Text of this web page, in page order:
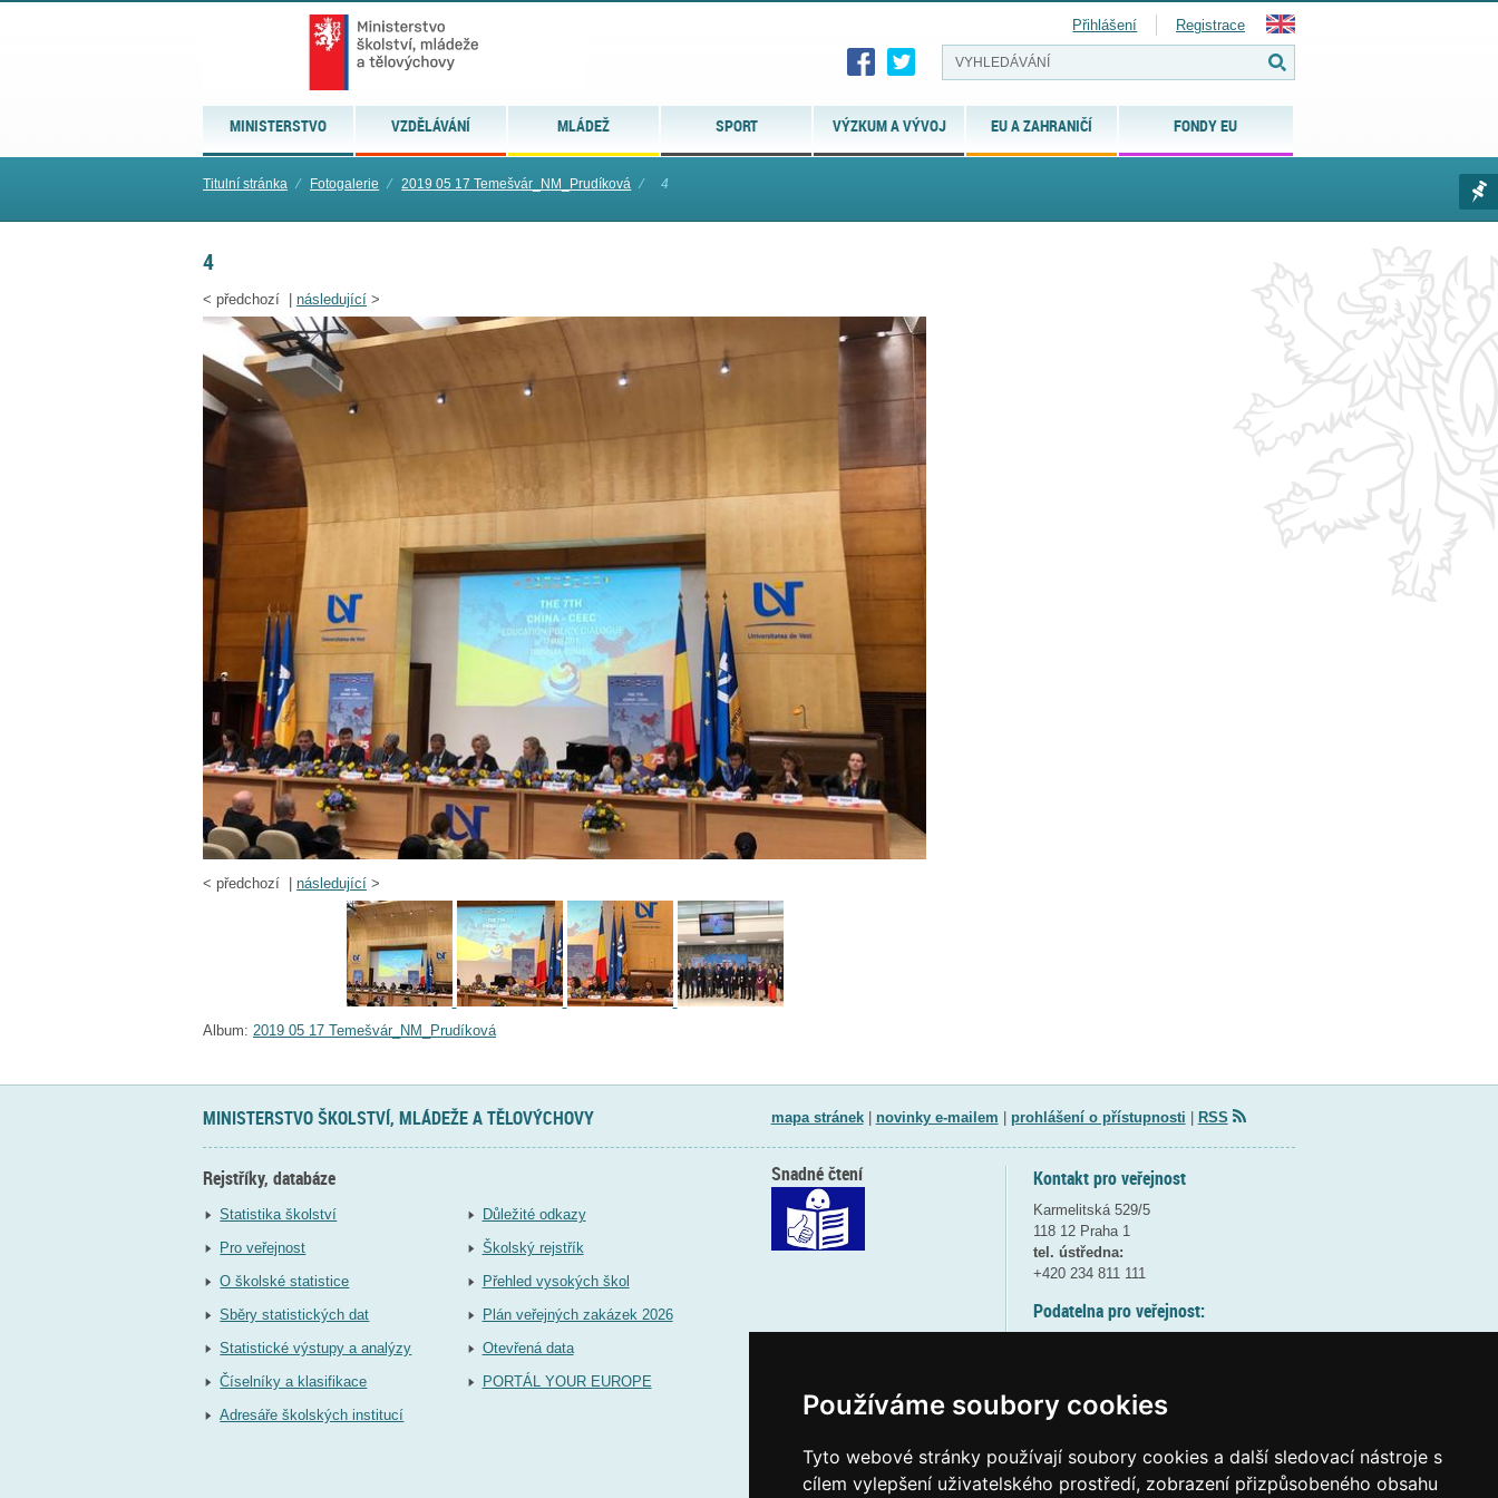
Používáme soubory cookies
Tyto webové stránky používají soubory cookies a další sledovací nástroje s
cílem vylepšení uživatelského prostředí, zobrazení přizpůsobeného obsahu
MINISTERSTVO VZDĚLÁVÁNÍ MLÁDEŽ SPORT VÝZKUM A VÝVOJ EU A ZAHRANIČÍ FONDY EU
Přihlášení Registrace
Titulní stránka ⁄ Fotogalerie ⁄ 2019 05 17 Temešvár_NM_Prudíková ⁄ 4
4
< předchozí | následující >
< předchozí | následující >
Album: 2019 05 17 Temešvár_NM_Prudíková
MINISTERSTVO ŠKOLSTVÍ, MLÁDEŽE A TĚLOVÝCHOVY mapa stránek| novinky e-mailem prohlášení o přístupnosti RSS
Rejstříky, databáze
Statistika školství
Pro veřejnost
O školské statistice
Sběry statistických dat
Statistické výstupy a analýzy
Číselníky a klasifikace
Adresáře školských institucí
Důležité odkazy
Školský rejstřík
Přehled vysokých škol
Plán veřejných zakázek 2026
Otevřená data
PORTÁL YOUR EUROPE
Kontakt pro veřejnost
Karmelitská 529/5
118 12 Praha 1
tel. ústředna:
+420 234 811 111
Podatelna pro veřejnost:
(více informací
Elektronická podatelna:
Snadné čtení